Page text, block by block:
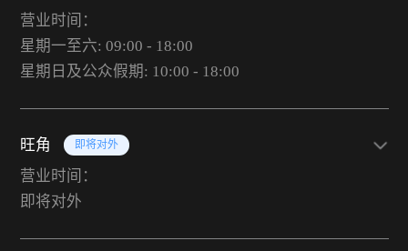
营业时间：
星期一至六: 09:00 - 18:00
星期日及公众假期: 10:00 - 18:00
旺角 即将对外
营业时间：
即将对外